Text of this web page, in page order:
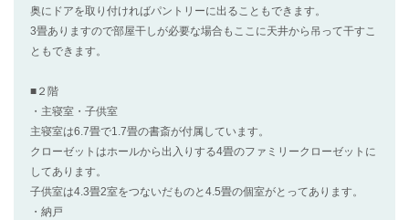
奥にドアを取り付ければパントリーに出ることもできます。
3畳ありますので部屋干しが必要な場合もここに天井から吊って干すこ
ともできます。
■２階
・主寝室・子供室
主寝室は6.7畳で1.7畳の書斎が付属しています。
クローゼットはホールから出入りする4畳のファミリークローゼットに
してあります。
子供室は4.3畳2室をつないだものと4.5畳の個室がとってあります。
・納戸